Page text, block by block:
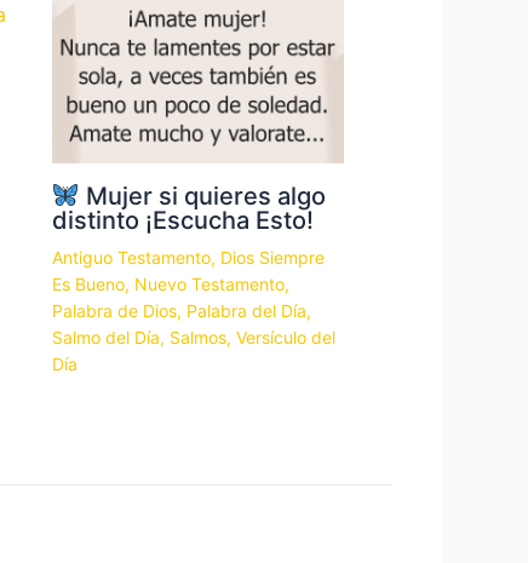
Mujer si quieres algo
distinto ¡Escucha Esto!
Antiguo Testamento, Dios Siempre
Es Bueno, Nuevo Testamento,
Palabra de Dios, Palabra del Día,
Salmo del Día, Salmos, Versículo del
Día